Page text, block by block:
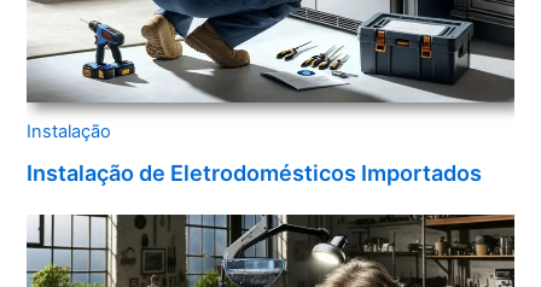
Instalação
Instalação de Eletrodomésticos Importados